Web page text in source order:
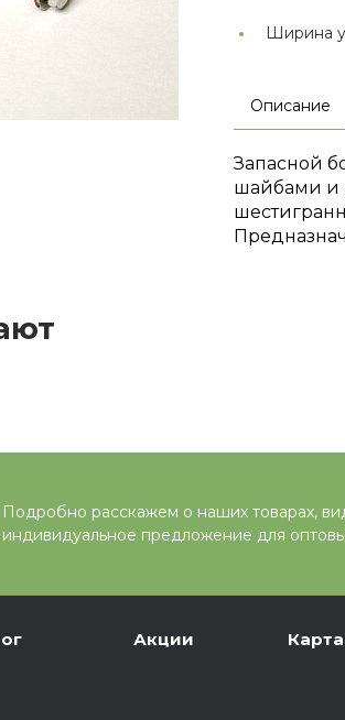
Ширина
Описание
Запасной
шайбами и
Подробно расскажем о наших товарах,
индивидуальное предложение для
Акции